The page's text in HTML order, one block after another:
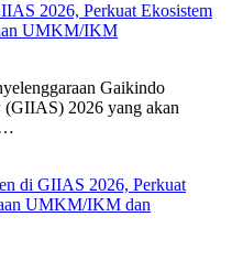
2026, Perkuat Ekosistem
UMKM/IKM
Gaikindo
2026 yang akan
di GIIAS 2026, Perkuat
UMKM/IKM dan